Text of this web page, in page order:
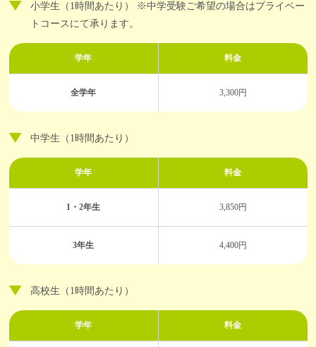
小学生（1時間あたり） ※中学受験ご希望の場合はプライベー
トコースにて承ります。
学年 料金
全学年 3,300円
中学生（1時間あたり）
学年 料金
1・2年生 3,850円
3年生 4,400円
高校生（1時間あたり）
学年 料金